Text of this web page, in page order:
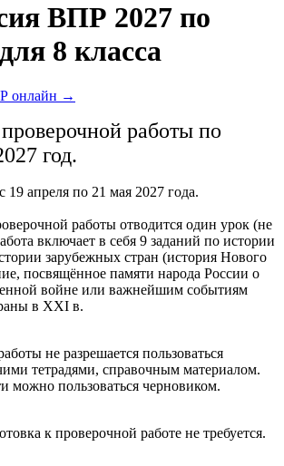
ВПР 2027 по
8 класса
онлайн →
работы по
год.
с 19 апреля по 21 мая 2027 года.
работы отводится один урок (не
включает в себя 9 заданий по истории
зарубежных стран (история Нового
посвящённое памяти народа России о
войне или важнейшим событиям
в XXI в.
не разрешается пользоваться
тетрадями, справочным материалом.
можно пользоваться черновиком.
к проверочной работе не требуется.